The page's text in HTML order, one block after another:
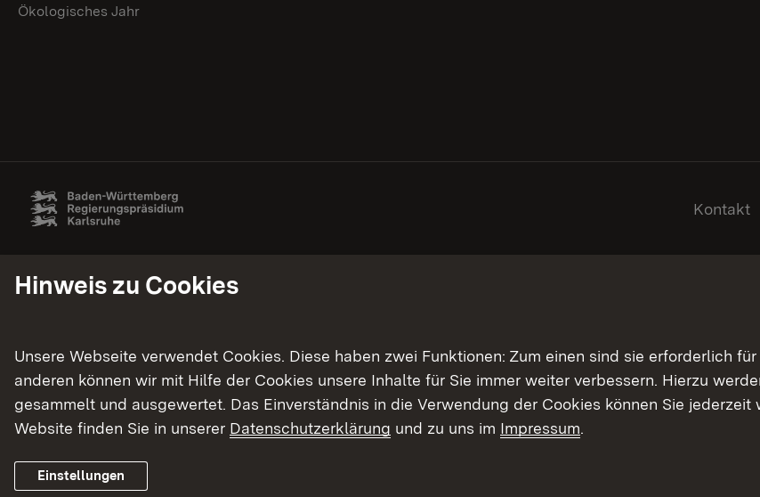
Ökologisches Jahr
Kontakt
Hinweis zu Cookies
Unsere Webseite verwendet Cookies. Diese haben zwei Funktionen: Zum einen sind sie erforderlich
anderen können wir mit Hilfe der Cookies unsere Inhalte für Sie immer weiter verbessern. Hierzu
gesammelt und ausgewertet. Das Einverständnis in die Verwendung der Cookies können Sie
Website finden Sie in unserer Datenschutzerklärung und zu uns im Impressum.
Einstellungen